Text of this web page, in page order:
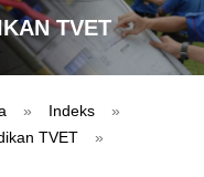
TVET
» Indeks
»
TVET
»